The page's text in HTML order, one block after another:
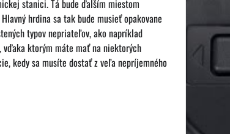
stanici. Tá bude ďalším miestom
hrdina sa tak bude musieť opakovane
typov nepriateľov, ako napríklad
vďaka ktorým máte mať na niektorých
kedy sa musíte dostať z veľa nepríjemného